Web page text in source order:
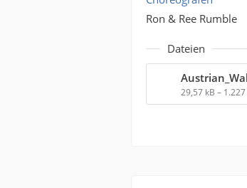
Ron & Ree Rumble
Dateien
29,57 kB –